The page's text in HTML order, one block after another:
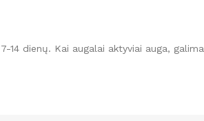
dienų. Kai augalai aktyviai auga, galima